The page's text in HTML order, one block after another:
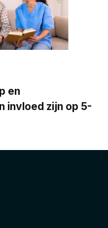
en
invloed zijn op 5-